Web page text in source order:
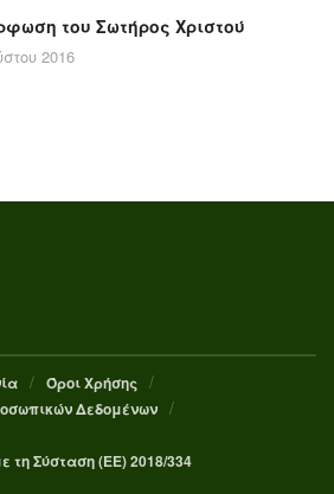
του Σωτήρος Χριστού
2016
Όροι Χρήσης
Δεδομένων
Σύσταση (ΕΕ) 2018/334